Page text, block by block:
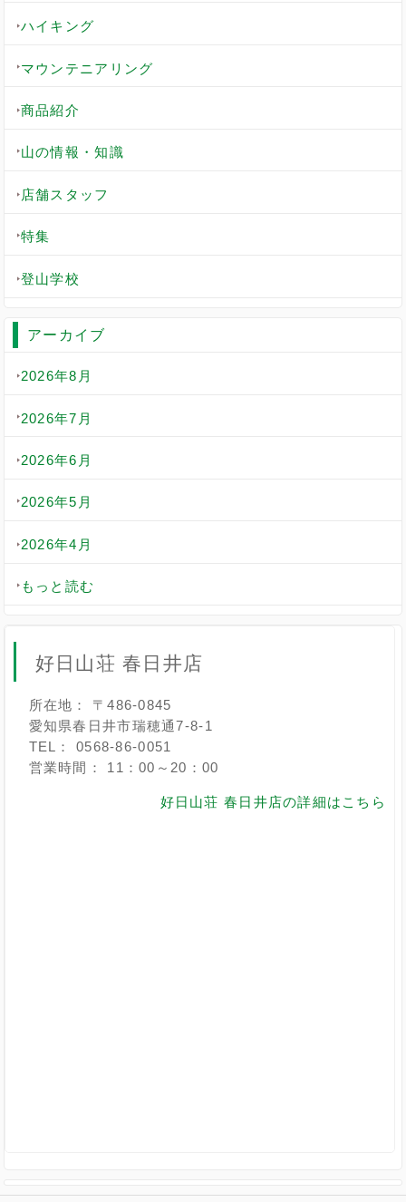
ハイキング
マウンテニアリング
商品紹介
山の情報・知識
店舗スタッフ
特集
登山学校
アーカイブ
2026年8月
2026年7月
2026年6月
2026年5月
2026年4月
もっと読む
好日山荘 春日井店
所在地： 〒486-0845
愛知県春日井市瑞穂通7-8-1
TEL： 0568-86-0051
営業時間： 11：00～20：00
好日山荘 春日井店の詳細はこちら